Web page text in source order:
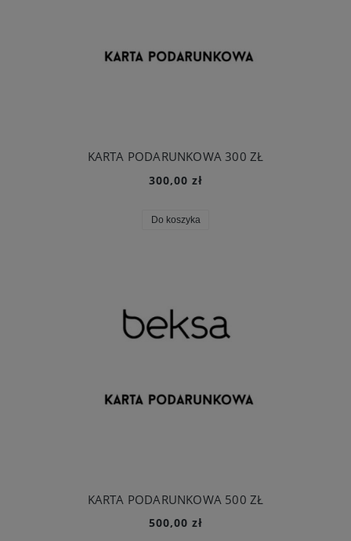
KARTA PODARUNKOWA 300 ZŁ
300,00 zł
Do koszyka
KARTA PODARUNKOWA 500 ZŁ
500,00 zł